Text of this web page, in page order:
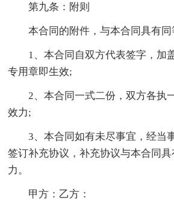
第九条：附则
本合同的附件，与本合同具有
1、本合同自双方代表签字，加
专用章即生效;
2、本合同一式二份，双方各执
效力;
3、本合同如有未尽事宜，经当
签订补充协议，补充协议与本合同
力。
甲方：乙方：